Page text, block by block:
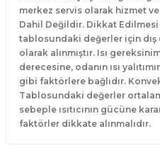
merkez servis olarak hizmet
Dahil Değildir. Dikkat
tablosundaki değerler için dış
olarak alınmıştır. Isı
derecesine, odanın ısı
gibi faktörlere bağlıdır.
Tablosundaki değerler
sebeple ısıtıcının gücüne
faktörler dikkate alınmalıdır.